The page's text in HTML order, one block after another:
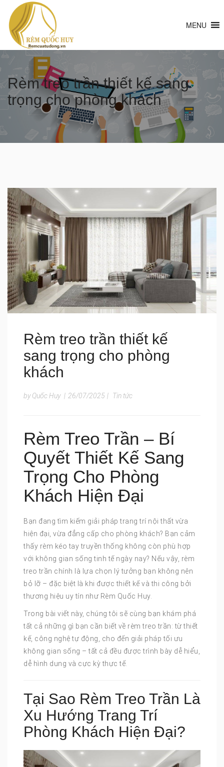
MENU
Rèm treo trần thiết kế sang
trọng cho phòng khách
Rèm treo trần thiết kế
sang trọng cho phòng
khách
by Quốc Huy | 26/07/2025 | Tin tức
Rèm Treo Trần – Bí
Quyết Thiết Kế Sang
Trọng Cho Phòng
Khách Hiện Đại
Bạn đang tìm kiếm giải pháp trang trí nội thất vừa
hiện đại, vừa đẳng cấp cho phòng khách? Bạn cảm
thấy rèm kéo tay truyền thống không còn phù hợp
với không gian sống tinh tế ngày nay? Nếu vậy, rèm
treo trần chính là lựa chọn lý tưởng bạn không nên
bỏ lỡ – đặc biệt là khi được thiết kế và thi công bởi
thương hiệu uy tín như Rèm Quốc Huy.
Trong bài viết này, chúng tôi sẽ cùng bạn khám phá
tất cả những gì bạn cần biết về rèm treo trần: từ thiết
kế, công nghệ tự động, cho đến giải pháp tối ưu
không gian sống – tất cả đều được trình bày dễ hiểu,
dễ hình dung và cực kỳ thực tế.
Tại Sao Rèm Treo Trần Là
Xu Hướng Trang Trí
Phòng Khách Hiện Đại?